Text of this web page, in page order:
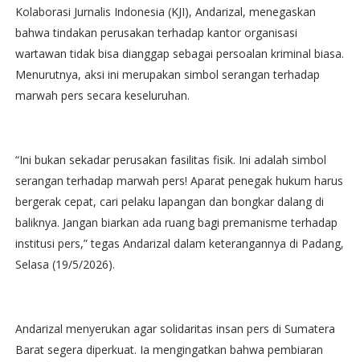
Kolaborasi Jurnalis Indonesia (KJI), Andarizal, menegaskan
bahwa tindakan perusakan terhadap kantor organisasi
wartawan tidak bisa dianggap sebagai persoalan kriminal biasa.
Menurutnya, aksi ini merupakan simbol serangan terhadap
marwah pers secara keseluruhan.
“Ini bukan sekadar perusakan fasilitas fisik. Ini adalah simbol
serangan terhadap marwah pers! Aparat penegak hukum harus
bergerak cepat, cari pelaku lapangan dan bongkar dalang di
baliknya. Jangan biarkan ada ruang bagi premanisme terhadap
institusi pers,” tegas Andarizal dalam keterangannya di Padang,
Selasa (19/5/2026).
Andarizal menyerukan agar solidaritas insan pers di Sumatera
Barat segera diperkuat. Ia mengingatkan bahwa pembiaran